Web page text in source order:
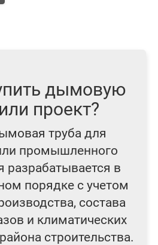
дымовую
проект?
труба для
промышленного
разрабатывается в
порядке с учетом
состава
и климатических
строительства.